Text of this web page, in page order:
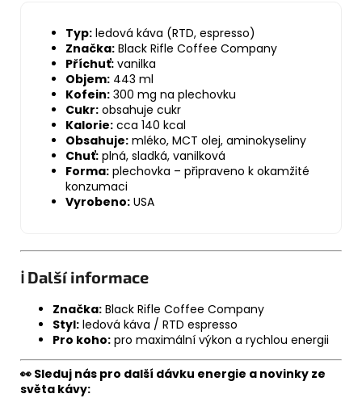
Typ: ledová káva (RTD, espresso)
Značka: Black Rifle Coffee Company
Příchuť: vanilka
Objem: 443 ml
Kofein: 300 mg na plechovku
Cukr: obsahuje cukr
Kalorie: cca 140 kcal
Obsahuje: mléko, MCT olej, aminokyseliny
Chuť: plná, sladká, vanilková
Forma: plechovka – připraveno k okamžité
konzumaci
Vyrobeno: USA
ℹ️ Další informace
Značka: Black Rifle Coffee Company
Styl: ledová káva / RTD espresso
Pro koho: pro maximální výkon a rychlou energii
👀 Sleduj nás pro další dávku energie a novinky ze
světa kávy: